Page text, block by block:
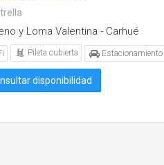
y Loma Valentina - Carhué
Pileta cubierta Estacionamiento
disponibilidad